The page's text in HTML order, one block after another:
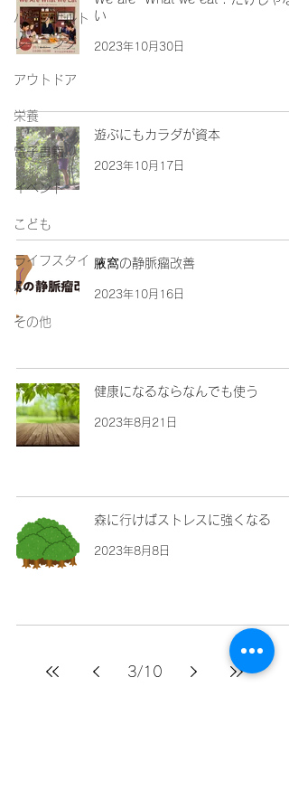
パーソナルト
レーニング
アウトドア
栄養
電子書籍
イベント
こども
ライフスタイ
ル
その他
い
2023年10月30日
遊ぶにもカラダが資本
2023年10月17日
腋窩の静脈瘤改善
2023年10月16日
健康になるならなんでも使う
2023年8月21日
森に行けばストレスに強くなる
2023年8月8日
3/10